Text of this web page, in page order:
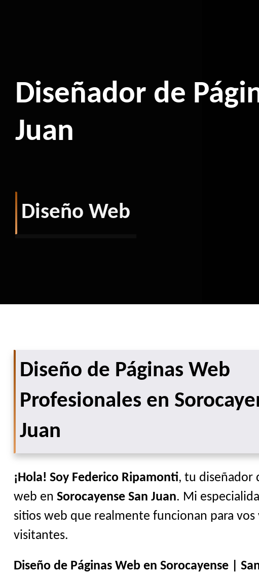
Diseñador de
Juan
Diseño Web
Diseño de Páginas Web
Profesionales en
Juan
¡Hola! Soy Federico Ripamonti, tu diseñador
web en Sorocayense San Juan. Mi
sitios web que realmente funcionan para vos
visitantes.
Diseño de Páginas Web en Sorocayense |